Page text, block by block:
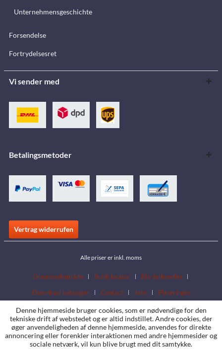
Unternehmensgeschichte
Forsendelse
Fortrydelsesret
Vi sender med
Betalingsmetoder
Vertrag widerrufen
Alle priser er inkl. moms
Downloadområde Butik locator
Bliv forhandler
Download kataloger
Contact Jobs Placeringer
Denne hjemmeside bruger cookies, som er nødvendige for den
tekniske drift af webstedet og er altid indstillet. Andre cookies, der
øger anvendeligheden af denne hjemmeside, anvendes for direkte
annoncering eller forenkler interaktionen med andre hjemmesider og
sociale netværk, vil kun blive brugt med dit samtykke.